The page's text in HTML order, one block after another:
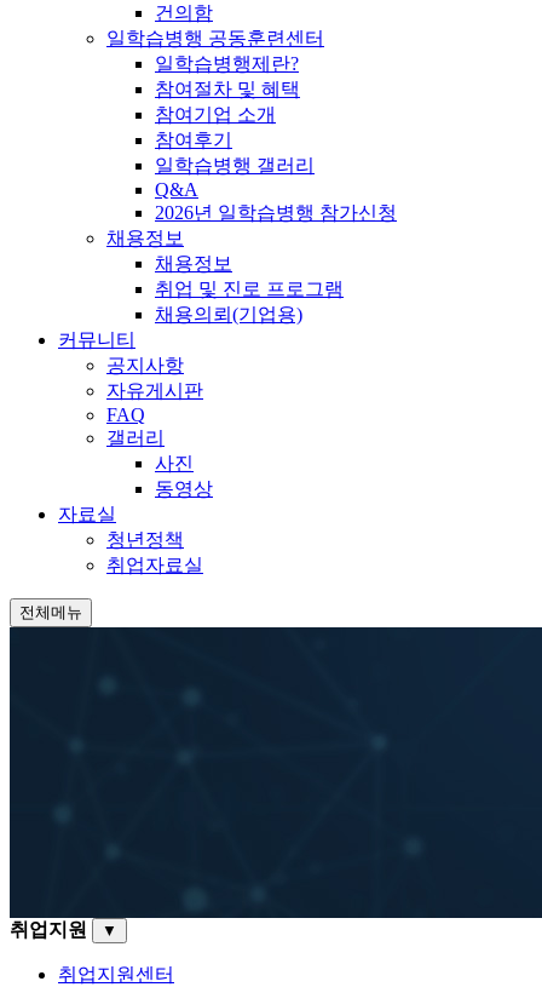
건의함
일학습병행 공동훈련센터
일학습병행제란?
참여절차 및 혜택
참여기업 소개
참여후기
일학습병행 갤러리
Q&A
2026년 일학습병행 참가신청
채용정보
채용정보
취업 및 진로 프로그램
채용의뢰(기업용)
커뮤니티
공지사항
자유게시판
FAQ
갤러리
사진
동영상
자료실
청년정책
취업자료실
전체메뉴
취업지원 ▼
취업지원센터